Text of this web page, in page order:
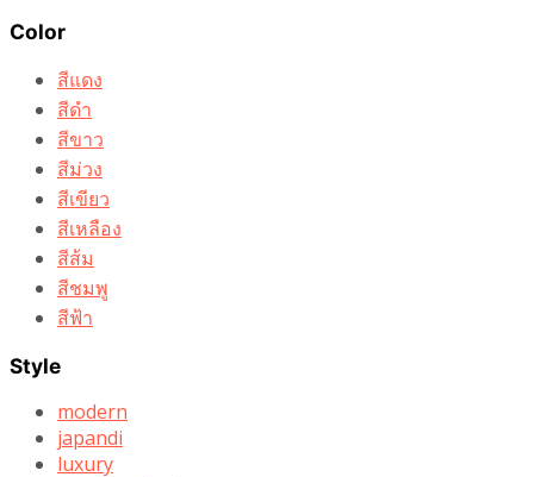
Color
สีแดง
สีดำ
สีขาว
สีม่วง
สีเขียว
สีเหลือง
สีส้ม
สีชมพู
สีฟ้า
Style
modern
japandi
luxury